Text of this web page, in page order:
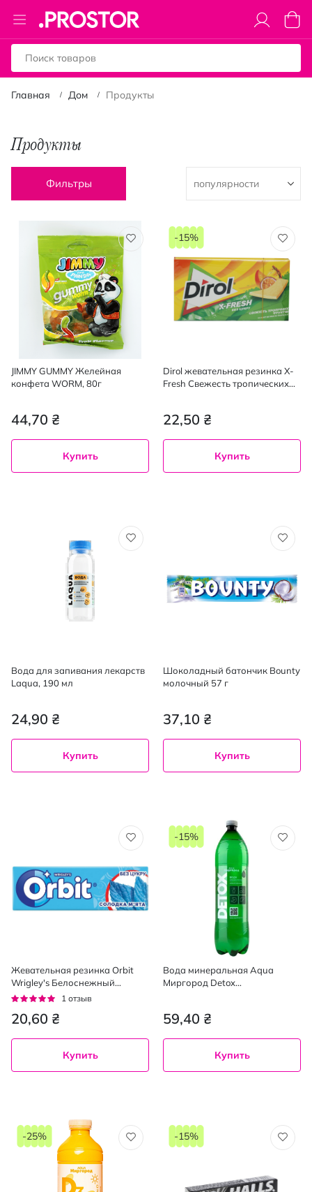
Toggle
Nav
Моя
Главная Дом Продукты
Продукты
Фильтры
JIMMY GUMMY Желейная
конфета WORM, 80г
44,70 ₴
Купить
Dirol жевательная резинка X-
Fresh Свежесть тропических
22,50 ₴
-15%
Купить
Вода для запивания лекарств
Laqua, 190 мл
24,90 ₴
Купить
Шоколадный батончик Bounty
молочный 57 г
37,10 ₴
Купить
Жевательная резинка Orbit
Wrigley's Белоснежный
Свежая мята 14 г
Рейтинг:
1 отзыв
20,60 ₴
Купить
Вода минеральная Aqua
Миргород Detox
59,40 ₴
-15%
Купить
-25% -15%